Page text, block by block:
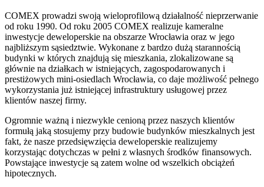
COMEX prowadzi swoją wieloprofilową działalność nieprzerwanie
od roku 1990. Od roku 2005 COMEX realizuje kameralne
inwestycje deweloperskie na obszarze Wrocławia oraz w jego
najbliższym sąsiedztwie. Wykonane z bardzo dużą starannością
budynki w których znajdują się mieszkania, zlokalizowane są
głównie na działkach w istniejących, zagospodarowanych i
prestiżowych mini-osiedlach Wrocławia, co daje możliwość pełnego
wykorzystania już istniejącej infrastruktury usługowej przez
klientów naszej firmy.
Ogromnie ważną i niezwykle cenioną przez naszych klientów
formułą jaką stosujemy przy budowie budynków mieszkalnych jest
fakt, że nasze przedsięwzięcia deweloperskie realizujemy
korzystając dotychczas w pełni z własnych środków finansowych.
Powstające inwestycje są zatem wolne od wszelkich obciążeń
hipotecznych.